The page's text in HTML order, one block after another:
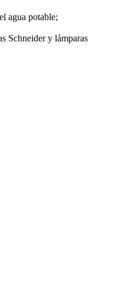
agua potable;
Schneider y lámparas